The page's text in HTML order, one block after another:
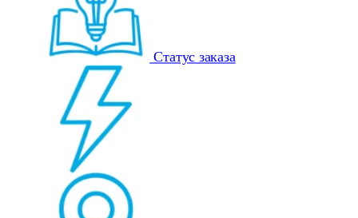
Статус заказа